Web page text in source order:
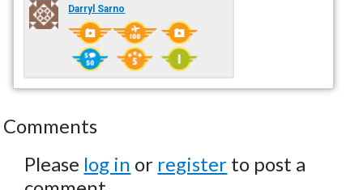
Darryl Sarno
Comments
Please log in or register to post a